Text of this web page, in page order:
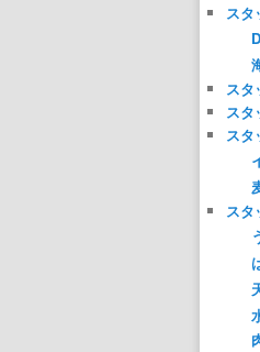
ス
ス
ス
ス
ス